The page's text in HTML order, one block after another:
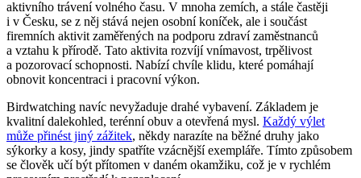
aktivního trávení volného času. V mnoha zemích, a stále častěji
i v Česku, se z něj stává nejen osobní koníček, ale i součást
firemních aktivit zaměřených na podporu zdraví zaměstnanců
a vztahu k přírodě. Tato aktivita rozvíjí vnímavost, trpělivost
a pozorovací schopnosti. Nabízí chvíle klidu, které pomáhají
obnovit koncentraci i pracovní výkon.
Birdwatching navíc nevyžaduje drahé vybavení. Základem je
kvalitní dalekohled, terénní obuv a otevřená mysl. Každý výlet
může přinést jiný zážitek, někdy narazíte na běžné druhy jako
sýkorky a kosy, jindy spatříte vzácnější exempláře. Tímto způsobem
se člověk učí být přítomen v daném okamžiku, což je v rychlém